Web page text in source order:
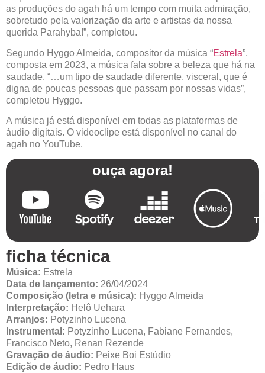
as produções do agah há um tempo com muita admiração,
sobretudo pela valorização da arte e artistas da nossa
querida Parahyba!”, completou.
Segundo Hyggo Almeida, compositor da música “Estrela”,
composta em 2023, a música fala sobre a beleza que há na
saudade. “…um tipo de saudade diferente, visceral, que é
digna de poucas pessoas que passam por nossas vidas”,
completou Hyggo.
A música já está disponível em todas as plataformas de
áudio digitais. O videoclipe está disponível no canal do
agah no YouTube.
ouça agora!
ficha técnica
Música: Estrela
Data de lançamento: 26/04/2024
Composição (letra e música): Hyggo Almeida
Interpretação: Helô Uehara
Arranjos: Potyzinho Lucena
Instrumental: Potyzinho Lucena, Fabiane Fernandes,
Francisco Neto, Renan Rezende
Gravação de áudio: Peixe Boi Estúdio
Edição de áudio: Pedro Haus